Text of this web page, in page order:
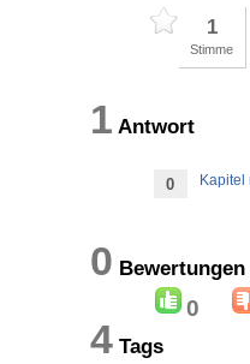
1
Stimme
1
0 Kapitel
0
0
4